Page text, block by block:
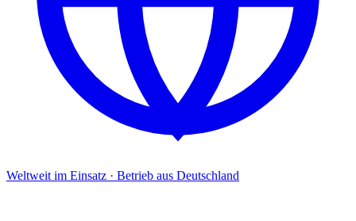
Weltweit im Einsatz · Betrieb aus Deutschland